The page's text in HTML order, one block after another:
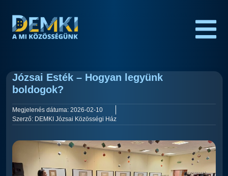
Józsai Esték – Hogyan legyünk
boldogok?
Megjelenés dátuma: 2026-02-10
Szerző: DEMKI Józsai Közösségi Ház